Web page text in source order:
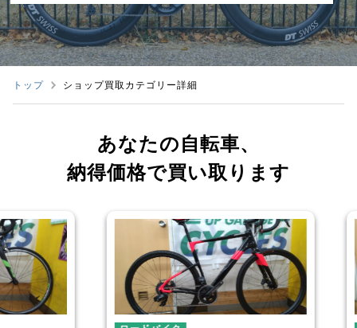
トップ ショップ買取カテゴリー詳細
あなたの自転車、
納得価格で買い取ります